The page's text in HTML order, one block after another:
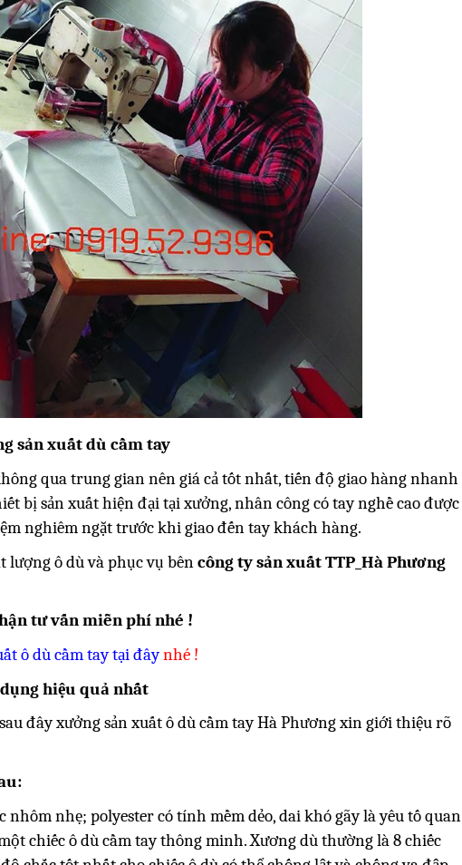
sản xuất dù cầm tay
qua trung gian nên giá cả tốt nhất, tiến độ giao hàng nhanh
bị sản xuất hiện đại tại xưởng, nhân công có tay nghề cao được
nghiêm ngặt trước khi giao đến tay khách hàng.
lượng ô dù và phục vụ bêncông ty sản xuất TTP_Hà Phương
tư vấn miễn phí nhé !
ô dù cầm taytại đâynhé !
hiệu quả nhất
đây xưởng sản xuất ô dù cầm tay Hà Phương xin giới thiệu rõ
nhôm nhẹ; polyester có tính mềm dẻo, dai khó gãy là yêu tố quan
chiếc ô dù cầm tay thông minh. Xương dù thường là 8 chiếc